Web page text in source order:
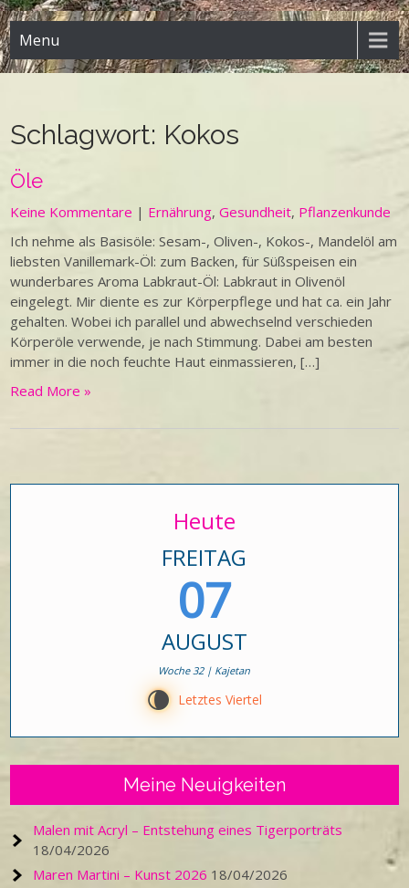
Menu
Schlagwort: Kokos
Öle
Keine Kommentare | Ernährung,Gesundheit, Pflanzenkunde
Ich nehme als Basisöle: Sesam-, Oliven-, Kokos-, Mandelöl am
liebsten Vanillemark-Öl: zum Backen, für Süßspeisen ein
wunderbares Aroma Labkraut-Öl: Labkraut in Olivenöl
eingelegt. Mir diente es zur Körperpflege und hat ca. ein Jahr
gehalten. Wobei ich parallel und abwechselnd verschieden
Körperöle verwende, je nach Stimmung. Dabei am besten
immer in die noch feuchte Haut einmassieren, […]
Read More »
Heute
FREITAG
07
AUGUST
Woche 32 | Kajetan
V Letztes Viertel
Meine Neuigkeiten
Malen mit Acryl – Entstehung eines Tigerporträts
18/04/2026
Maren Martini – Kunst 2026 18/04/2026